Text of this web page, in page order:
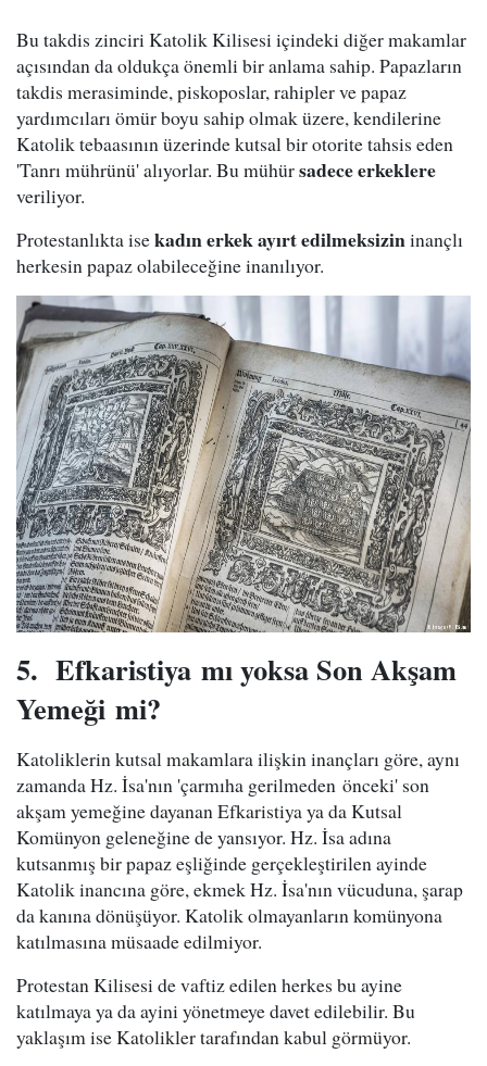
Bu takdis zinciri Katolik Kilisesi içindeki diğer makamlar
açısından da oldukça önemli bir anlama sahip. Papazların
takdis merasiminde, piskoposlar, rahipler ve papaz
yardımcıları ömür boyu sahip olmak üzere, kendilerine
Katolik tebaasının üzerinde kutsal bir otorite tahsis eden
'Tanrı mührünü' alıyorlar. Bu mühürsadece erkeklere
veriliyor.
Protestanlıkta isekadın erkek ayırt edilmeksizininançlı
herkesin papaz olabileceğine inanılıyor.
5. Efkaristiya mı yoksa Son Akşam
Yemeği mi?
Katoliklerin kutsal makamlara ilişkin inançları göre, aynı
zamanda Hz. İsa'nın 'çarmıha gerilmeden önceki' son
akşam yemeğine dayanan Efkaristiya ya da Kutsal
Komünyon geleneğine de yansıyor. Hz. İsa adına
kutsanmış bir papaz eşliğinde gerçekleştirilen ayinde
Katolik inancına göre, ekmek Hz. İsa'nın vücuduna, şarap
da kanına dönüşüyor. Katolik olmayanların komünyona
katılmasına müsaade edilmiyor.
Protestan Kilisesi de vaftiz edilen herkes bu ayine
katılmaya ya da ayini yönetmeye davet edilebilir. Bu
yaklaşım ise Katolikler tarafından kabul görmüyor.